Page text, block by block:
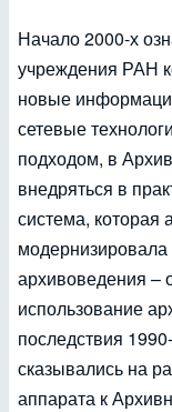
Начало 2000-х
учреждения РАН
новые
сетевые
подходом, в
внедряться в
система, которая
архивоведения –
использование
последствия
сказывались на
аппарата к